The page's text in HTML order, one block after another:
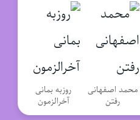
محمد اصفهانی
رفتن
روزبه بمانی
آخرالزمون